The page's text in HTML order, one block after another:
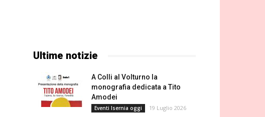
Ultime notizie
A Colli al Volturno la
monografia dedicata a Tito
Amodei
Eventi Isernia oggi 19 Luglio 2026